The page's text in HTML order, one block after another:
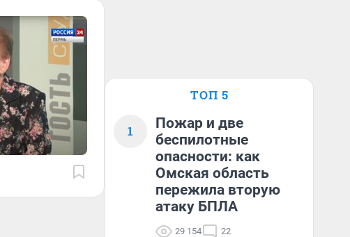
ТОП 5
1
Пожар и две
беспилотные
опасности: как
Омская область
пережила вторую
атаку БПЛА
29 154 22